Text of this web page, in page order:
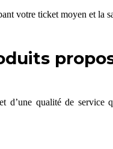
votre ticket moyen et la
d’une qualité de